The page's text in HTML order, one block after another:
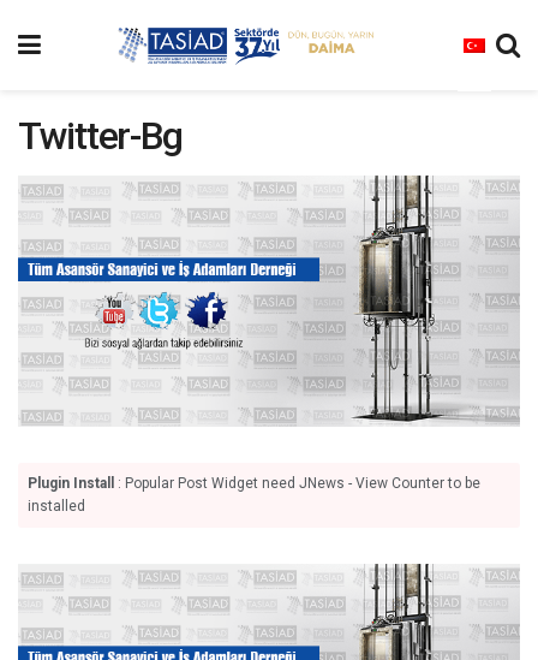
Twitter-Bg
Plugin Install
: Popular Post Widget need JNews - View Counter to be
installed